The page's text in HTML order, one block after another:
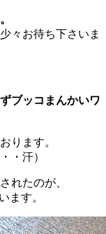
々お待ち下さいま
ブッコまんかいワ
ります。
・汗）
れたのが、
ます。